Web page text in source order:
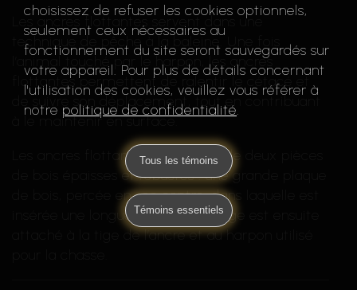
choisissez de refuser les cookies optionnels,
seulement ceux nécessaires au
fonctionnement du site seront sauvegardés sur
votre appareil. Pour plus de détails concernant
l'utilisation des cookies, veuillez vous référer à
notre politique de confidentialité.
Tous les témoins
Témoins essentiels
Les ancres flottantes servent dans une
technique de pêche à la baleine. Une fois
l’animal touché par le harpon, les ancres
flottantes permettent de ralentir le cétacé et
de suivre son déplacement, tout en contribuant
à le maintenir en surface.
Les ancres flottantes sont faites de deux pièces
de bois épaisses et robustes : une grande plaque
de bois, percée en son centre, dans laquelle est
insérée une longue tige. Un cordage est ensuite
attaché à la tige de l’ancre et au harpon utilisé